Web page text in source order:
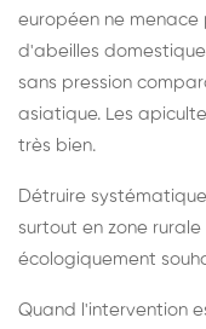
européen ne menace
d'abeilles
sans pression
asiatique. Les
très bien.
Détruire
surtout en zone rurale
écologiquement
Quand l'intervention